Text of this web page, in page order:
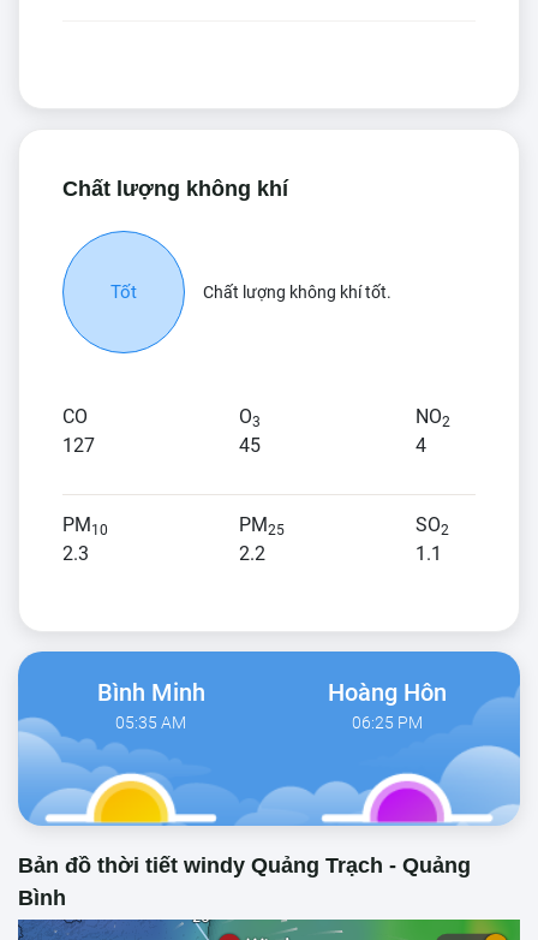
Chất lượng không khí
Tốt Chất lượng không khí tốt.
CO
127
O3
45
NO2
4
PM10
2.3
PM25
2.2
SO2
1.1
Bình Minh
05:35 AM
Hoàng Hôn
06:25 PM
Bản đồ thời tiết windy Quảng Trạch - Quảng
Bình